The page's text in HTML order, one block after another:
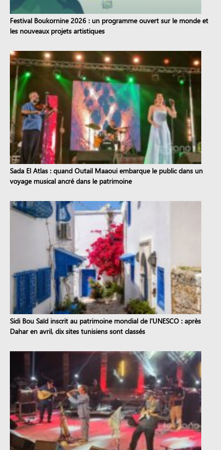
Festival Boukornine 2026 : un programme ouvert sur le monde et
les nouveaux projets artistiques
Sada El Atlas : quand Outail Maaoui embarque le public dans un
voyage musical ancré dans le patrimoine
Sidi Bou Saïd inscrit au patrimoine mondial de l'UNESCO : après
Dahar en avril, dix sites tunisiens sont classés